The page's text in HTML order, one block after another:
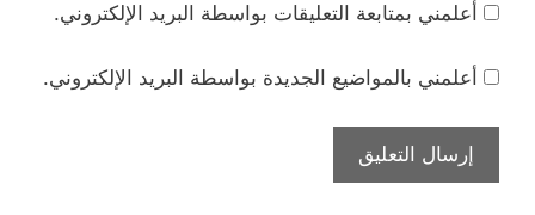
أعلمني بمتابعة التعليقات بواسطة البريد الإلكتروني.
أعلمني بالمواضيع الجديدة بواسطة البريد الإلكتروني.